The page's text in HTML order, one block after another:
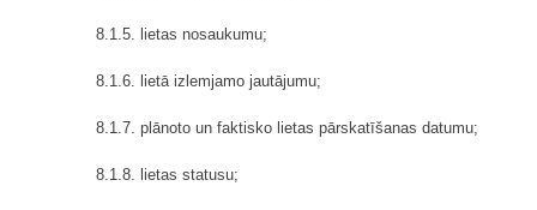
8.1.5. lietas nosaukumu;
8.1.6. lietā izlemjamo jautājumu;
8.1.7. plānoto un faktisko lietas pārskatīšanas datumu;
8.1.8. lietas statusu;